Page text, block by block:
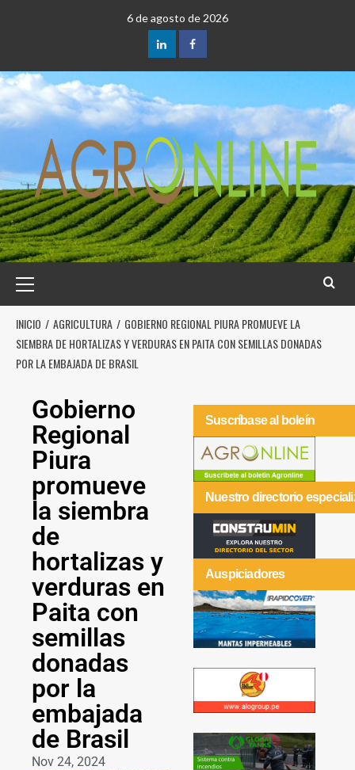
6 de agosto de 2026
INICIO AGRICULTURA
GOBIERNO REGIONAL PIURA PROMUEVE LA
SIEMBRA DE HORTALIZAS Y VERDURAS EN PAITA CON SEMILLAS DONADAS
POR LA EMBAJADA DE BRASIL
Gobierno
Regional
Piura
promueve
la siembra
de
hortalizas y
verduras en
Paita con
semillas
donadas
por la
embajada
de Brasil
Nov 24, 2024
Suscríbase al boleín
Nuestro directorio
Auspiciadores